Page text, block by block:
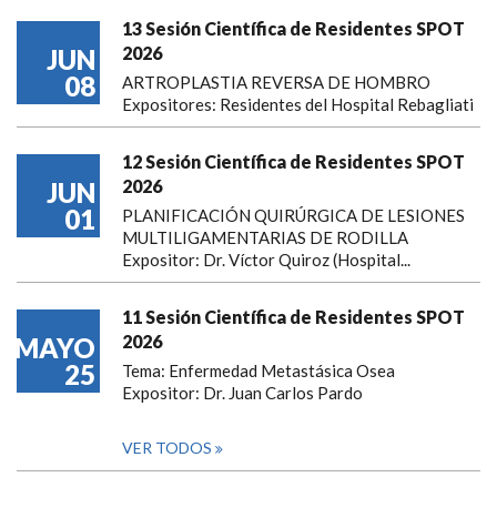
JUN
08
13 Sesión Científica de Residentes SPOT
2026
ARTROPLASTIA REVERSA DE HOMBRO
Expositores: Residentes del Hospital Rebagliati
JUN
01
12 Sesión Científica de Residentes SPOT
2026
PLANIFICACIÓN QUIRÚRGICA DE LESIONES
MULTILIGAMENTARIAS DE RODILLA
Expositor: Dr. Víctor Quiroz (Hospital...
MAYO
25
11 Sesión Científica de Residentes SPOT
2026
Tema: Enfermedad Metastásica Osea
Expositor: Dr. Juan Carlos Pardo
VER TODOS